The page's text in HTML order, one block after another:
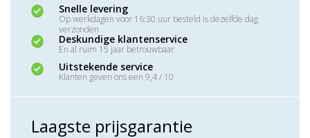
Snelle levering
Op werkdagen voor 16:30 uur besteld is dezelfde dag
verzonden
Deskundige klantenservice
En al ruim 15 jaar betrouwbaar
Uitstekende service
Klanten geven ons een 9,4 / 10
Laagste prijsgarantie